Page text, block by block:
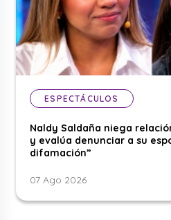
ESPECTÁCULOS
Naldy Saldaña niega
y evalúa denunciar a su
difamación”
07 Ago 2026